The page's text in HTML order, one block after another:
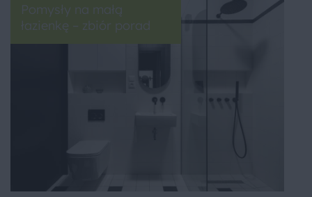
Pomysły na małą
łazienkę – zbiór porad